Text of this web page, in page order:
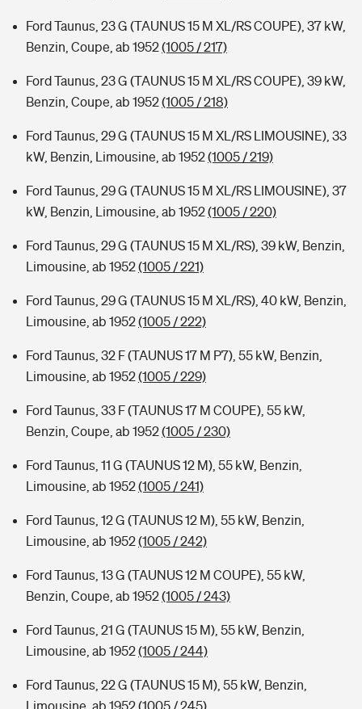
Ford Taunus, 23 G (TAUNUS 15 M XL/RS COUPE), 37 kW,
Benzin, Coupe, ab 1952(1005 / 217)
Ford Taunus, 23 G (TAUNUS 15 M XL/RS COUPE), 39 kW,
Benzin, Coupe, ab 1952(1005 / 218)
Ford Taunus, 29 G (TAUNUS 15 M XL/RS LIMOUSINE), 33
kW, Benzin, Limousine, ab 1952(1005 / 219)
Ford Taunus, 29 G (TAUNUS 15 M XL/RS LIMOUSINE), 37
kW, Benzin, Limousine, ab 1952(1005 / 220)
Ford Taunus, 29 G (TAUNUS 15 M XL/RS), 39 kW, Benzin,
Limousine, ab 1952(1005 / 221)
Ford Taunus, 29 G (TAUNUS 15 M XL/RS), 40 kW, Benzin,
Limousine, ab 1952(1005 / 222)
Ford Taunus, 32 F (TAUNUS 17 M P7), 55 kW, Benzin,
Limousine, ab 1952(1005 / 229)
Ford Taunus, 33 F (TAUNUS 17 M COUPE), 55 kW,
Benzin, Coupe, ab 1952(1005 / 230)
Ford Taunus, 11 G (TAUNUS 12 M), 55 kW, Benzin,
Limousine, ab 1952(1005 / 241)
Ford Taunus, 12 G (TAUNUS 12 M), 55 kW, Benzin,
Limousine, ab 1952(1005 / 242)
Ford Taunus, 13 G (TAUNUS 12 M COUPE), 55 kW,
Benzin, Coupe, ab 1952(1005 / 243)
Ford Taunus, 21 G (TAUNUS 15 M), 55 kW, Benzin,
Limousine, ab 1952(1005 / 244)
Ford Taunus, 22 G (TAUNUS 15 M), 55 kW, Benzin,
Limousine, ab 1952(1005 / 245)